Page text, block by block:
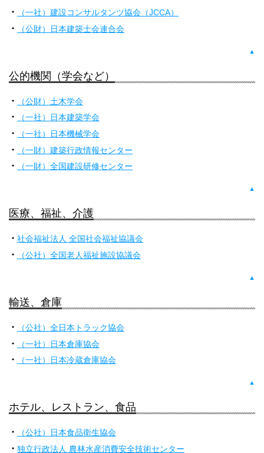
（一社）建設コンサルタンツ協会（JCCA）
（公財）日本建築士会連合会
▲
公的機関（学会など）
（公財）土木学会
（一社）日本建築学会
（一社）日本機械学会
（一財）建築行政情報センター
（一財）全国建設研修センター
▲
医療、福祉、介護
社会福祉法人 全国社会福祉協議会
（公社）全国老人福祉施設協議会
▲
輸送、倉庫
（公社）全日本トラック協会
（一社）日本倉庫協会
（一社）日本冷蔵倉庫協会
▲
ホテル、レストラン、食品
（公社）日本食品衛生協会
独立行政法人 農林水産消費安全技術センター